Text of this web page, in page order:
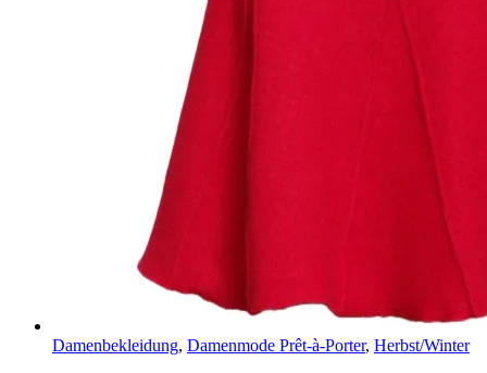
Damenbekleidung, Damenmode Prêt-à-Porter, Herbst/Winter